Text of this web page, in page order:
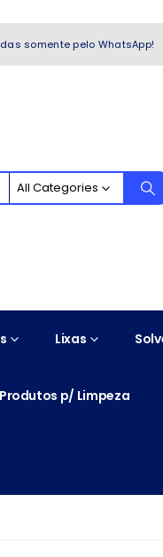
somente pelo WhatsApp!
All Categories
Lixas
Produtos p/ Limpeza